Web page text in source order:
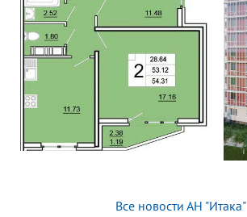
Все новости АН "Итака"